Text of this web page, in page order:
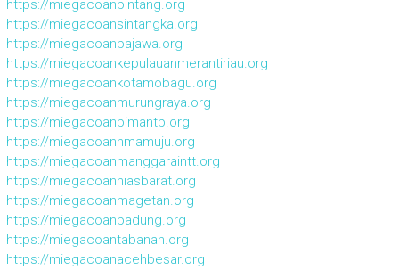
https://miegacoanbintang.org
https://miegacoansintangka.org
https://miegacoanbajawa.org
https://miegacoankepulauanmerantiriau.org
https://miegacoankotamobagu.org
https://miegacoanmurungraya.org
https://miegacoanbimantb.org
https://miegacoannmamuju.org
https://miegacoanmanggaraintt.org
https://miegacoanniasbarat.org
https://miegacoanmagetan.org
https://miegacoanbadung.org
https://miegacoantabanan.org
https://miegacoanacehbesar.org